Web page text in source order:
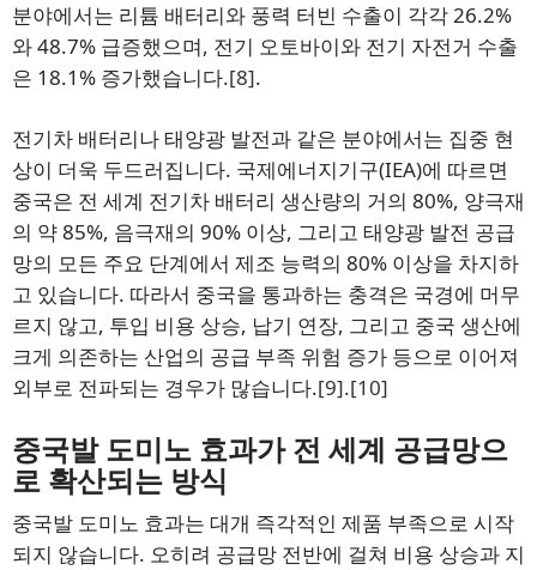
분야에서는 리튬 배터리와 풍력 터빈 수출이 각각 26.2%
와 48.7% 급증했으며, 전기 오토바이와 전기 자전거 수출
은 18.1% 증가했습니다.[8].
전기차 배터리나 태양광 발전과 같은 분야에서는 집중 현
상이 더욱 두드러집니다. 국제에너지기구(IEA)에 따르면
중국은 전 세계 전기차 배터리 생산량의 거의 80%, 양극재
의 약 85%, 음극재의 90% 이상, 그리고 태양광 발전 공급
망의 모든 주요 단계에서 제조 능력의 80% 이상을 차지하
고 있습니다. 따라서 중국을 통과하는 충격은 국경에 머무
르지 않고, 투입 비용 상승, 납기 연장, 그리고 중국 생산에
크게 의존하는 산업의 공급 부족 위험 증가 등으로 이어져
외부로 전파되는 경우가 많습니다.[9].[10]
중국발 도미노 효과가 전 세계 공급망으
로 확산되는 방식
중국발 도미노 효과는 대개 즉각적인 제품 부족으로 시작
되지 않습니다. 오히려 공급망 전반에 걸쳐 비용 상승과 지